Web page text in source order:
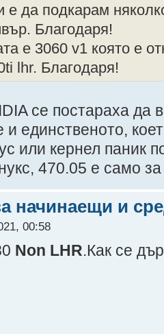
да подкарам
Благодаря!
е 3060 v1 която е
lhr. Благодаря!
се постараха да
и единственото,
или кернел паник
470.05 е само
начинаещи и
00:58
Non LHR.Как се